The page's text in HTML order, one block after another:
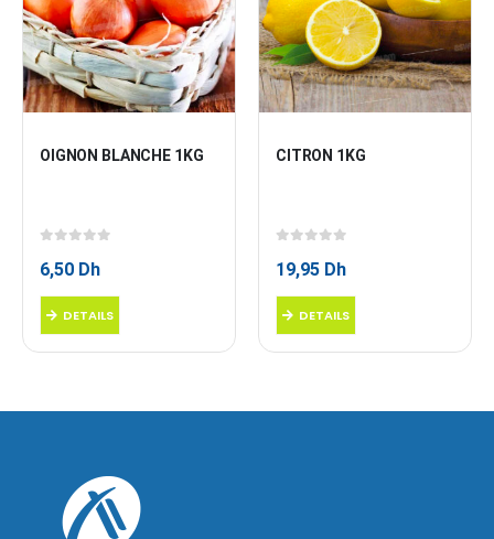
OIGNON BLANCHE 1KG
6,50 Dh
DETAILS
CITRON 1KG
19,95 Dh
DETAILS